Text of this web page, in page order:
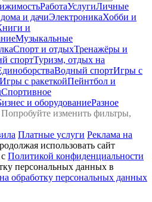
РаботаУслугиЛичные
и дачиЭлектроникаХобби и
и
Музыкальные
Спорт и отдыхТренажёры и
спортТуризм, отдых на
Водный спортИгры с
Игры с ракеткойПейнтбол и
Спортивное
и оборудованиеРазное
изменить фильтры,
Платные услуги Реклама на
использовать сайт
Политикой конфиденциальности
персональных данных в
обработку персональных данных